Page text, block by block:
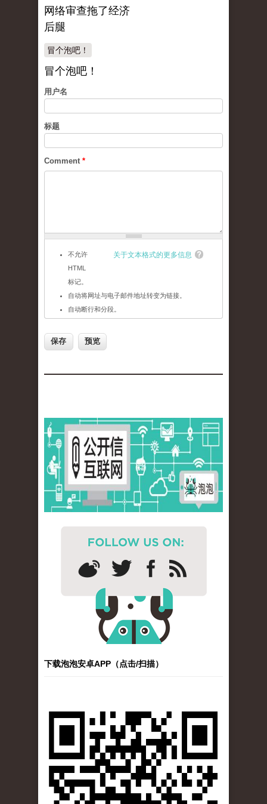
网络审查拖了经济
后腿
冒个泡吧！
冒个泡吧！
用户名
标题
Comment *
关于文本格式的更多信息
不允许
HTML
标记。
自动将网址与电子邮件地址转变为链接。
自动断行和分段。
下载泡泡安卓APP（点击/扫描）